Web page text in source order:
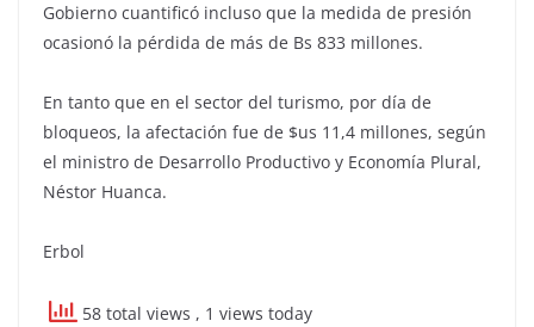
Gobierno cuantificó incluso que la medida de presión
ocasionó la pérdida de más de Bs 833 millones.
En tanto que en el sector del turismo, por día de
bloqueos, la afectación fue de $us 11,4 millones, según
el ministro de Desarrollo Productivo y Economía Plural,
Néstor Huanca.
Erbol
58 total views , 1 views today